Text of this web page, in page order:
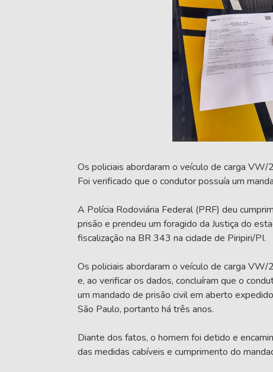
Os policiais abordaram o veículo de carga
Foi verificado que o condutor possuía um
A Polícia Rodoviária Federal (PRF) deu
prisão e prendeu um foragido da Justiça do
fiscalização na BR 343 na cidade de Piripiri/PI.
Os policiais abordaram o veículo de carga
e, ao verificar os dados, concluíram que o
um mandado de prisão civil em aberto
São Paulo, portanto há três anos.
Diante dos fatos, o homem foi detido e
das medidas cabíveis e cumprimento do